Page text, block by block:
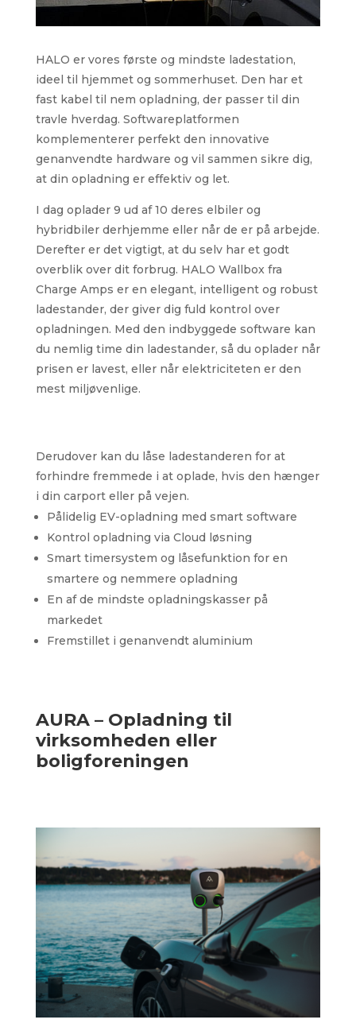
HALO er vores første og mindste ladestation,
ideel til hjemmet og sommerhuset. Den har et
fast kabel til nem opladning, der passer til din
travle hverdag. Softwareplatformen
komplementerer perfekt den innovative
genanvendte hardware og vil sammen sikre dig,
at din opladning er effektiv og let.
I dag oplader 9 ud af 10 deres elbiler og
hybridbiler derhjemme eller når de er på arbejde.
Derefter er det vigtigt, at du selv har et godt
overblik over dit forbrug. HALO Wallbox fra
Charge Amps er en elegant, intelligent og robust
ladestander, der giver dig fuld kontrol over
opladningen. Med den indbyggede software kan
du nemlig time din ladestander, så du oplader når
prisen er lavest, eller når elektriciteten er den
mest miljøvenlige.
Derudover kan du låse ladestanderen for at
forhindre fremmede i at oplade, hvis den hænger
i din carport eller på vejen.
Pålidelig EV-opladning med smart software
Kontrol opladning via Cloud løsning
Smart timersystem og låsefunktion for en
smartere og nemmere opladning
En af de mindste opladningskasser på
markedet
Fremstillet i genanvendt aluminium
AURA – Opladning til
virksomheden eller
boligforeningen